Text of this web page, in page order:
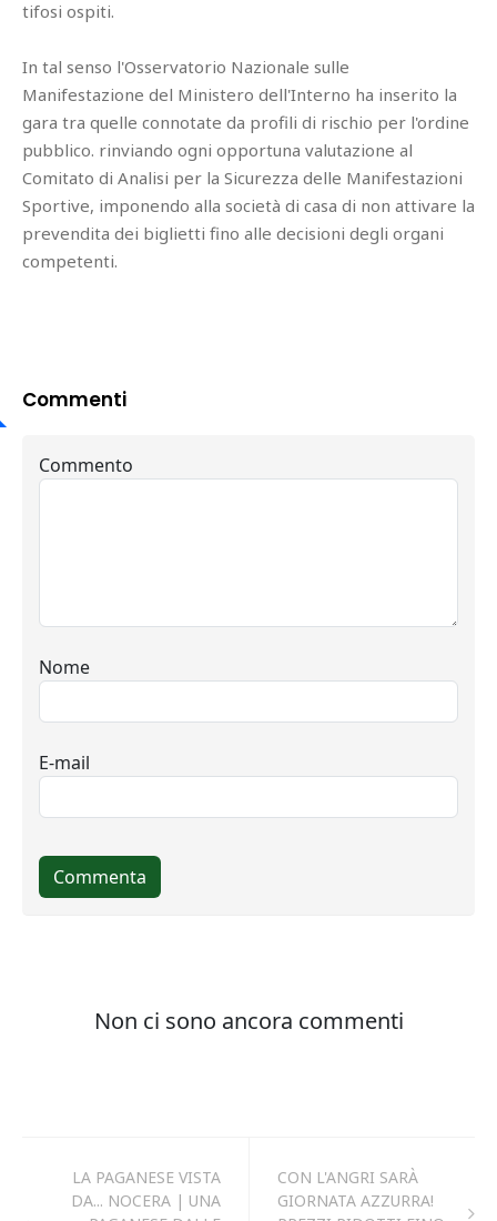
tifosi ospiti.
In tal senso l'Osservatorio Nazionale sulle
Manifestazione del Ministero dell'Interno ha inserito la
gara tra quelle connotate da profili di rischio per l'ordine
pubblico. rinviando ogni opportuna valutazione al
Comitato di Analisi per la Sicurezza delle Manifestazioni
Sportive, imponendo alla società di casa di non attivare la
prevendita dei biglietti fino alle decisioni degli organi
competenti.
Commenti
LA PAGANESE VISTA
DA... NOCERA | UNA
CON L'ANGRI SARÀ
GIORNATA AZZURRA!